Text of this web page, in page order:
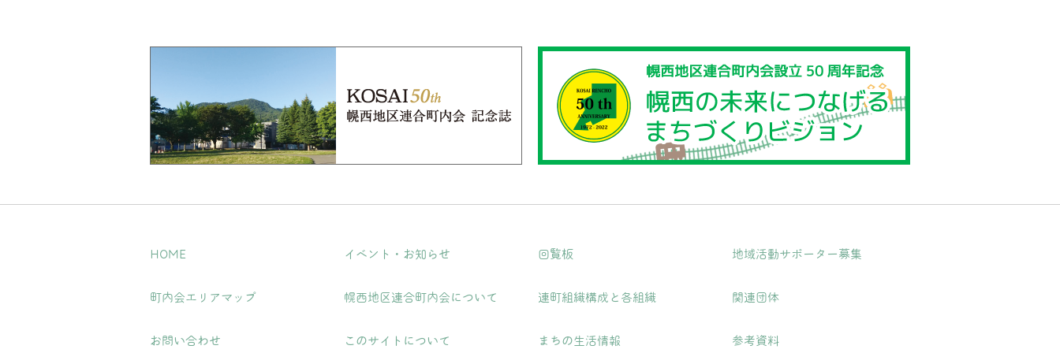
HOME イベント・お知らせ 回覧板 地域活動サポーター募集
町内会エリアマップ 幌西地区連合町内会について 連町組織構成と各組織 関連団体
お問い合わせ このサイトについて まちの生活情報 参考資料